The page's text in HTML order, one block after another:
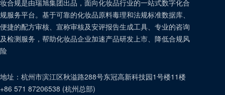
妆合规是由瑞旭集团出品，面向化妆品行业的一站式数字化合
规服务平台。基于可靠的化妆品原料毒理和法规标准数据库、
便捷的配方审核、宣称审核及安评报告生成工具、专业的咨询
及检测服务，帮助化妆品企业加速产品研发上市、降低合规风
险
地址： 杭州市滨江区秋溢路288号东冠高新科技园1号楼11楼
+86 571 87206538 (杭州总部)